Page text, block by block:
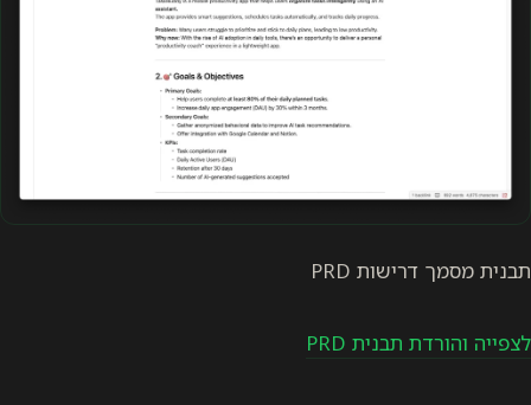
תבנית מסמך דרישות PRD
לצפייה והורדת תבנית PRD